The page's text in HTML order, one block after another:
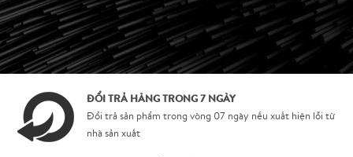
ĐỔI TRẢ HÀNG TRONG 7 NGÀY
Đổi trả sản phẩm trong vòng 07 ngày nếu xuất hiện lỗi từ
nhà sản xuất